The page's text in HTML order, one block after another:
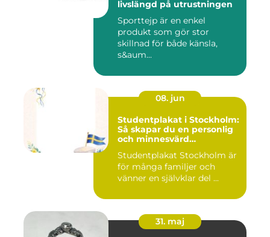
livslängd på utrustningen
Sporttejp är en enkel
produkt som gör stor
skillnad för både känsla,
s&aum...
08. jun
Studentplakat i Stockholm:
Så skapar du en personlig
och minnesvärd
Studentplakat Stockholm är
för många familjer och
vänner en självklar del ...
31. maj